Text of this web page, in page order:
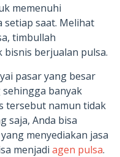
memenuhi
saat. Melihat
timbullah
berjualan pulsa.
pasar yang besar
banyak
tersebut namun tidak
saja, Anda bisa
menyediakan jasa
menjadi agen pulsa.